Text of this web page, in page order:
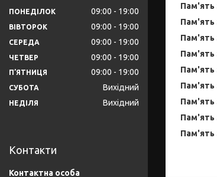
Пам'ять
Пам'ять
Пам'ять
Пам'ять
Пам'ять
Пам'ять
Пам'ять
Пам'ять
Пам'ять
ПОНЕДІЛОК 09:00 19:00
ВІВТОРОК 09:00 19:00
СЕРЕДА 09:00 19:00
ЧЕТВЕР 09:00 19:00
ПʼЯТНИЦЯ 09:00 19:00
СУБОТА Вихідний
НЕДІЛЯ Вихідний
Контакти